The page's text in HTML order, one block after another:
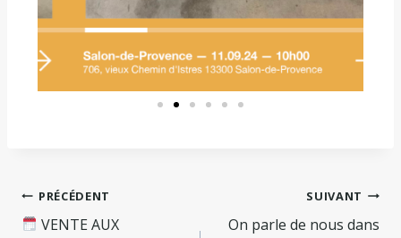
PRÉCÉDENT
VENTE AUX
SUIVANT
On parle de nous dans